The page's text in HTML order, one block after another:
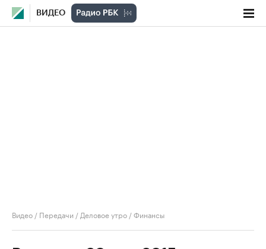
ВИДЕО
Видео / Передачи / Деловое утро /Финансы